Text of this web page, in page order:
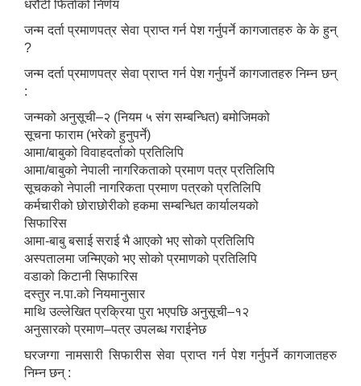
धरौटी फिर्ताको निर्णय
जन्म दर्ता प्रमाणपत्र सेवा प्राप्त गर्न पेश गर्नुपर्ने कागजातहरु के के हुन्
?
जन्म दर्ता प्रमाणपत्र सेवा प्राप्त गर्न पेश गर्नुपर्ने कागजातहरु निम्न छन्
:
जन्मको अनुसूची–२ (नियम ५ संग सम्बन्धित) बमोजिमको
सूचना फाराम (भरेको हुनुपर्ने)
आमा/बाबुको विवाहदर्ताको प्रतिलिपि
आमा/बाबुको नेपाली नागरिकताको प्रमाण पत्र प्रतिलिपि
सूचकको नेपाली नागरिकता प्रमाण पत्रको प्रतिलिपि
कर्मचारीको छोराछोरीको हकमा सम्बन्धित कार्यालयको
सिफारिस
आमा-बाबु बसाई सराई भै आएको भए सोको प्रतिलिपि
अस्पतालमा जन्मिएको भए सोको प्रमाणको प्रतिलिपि
वडाको किटानी सिफारिस
दस्तुर न.पा.को नियमानुसार
माथि उल्लेखित प्रक्रिया पुरा भएपछि अनुसूची–१२
अनुसारको प्रमाण–पत्र उपलब्ध गराईनेछ
घरजग्गा नामसारी सिफारीस सेवा प्राप्त गर्न पेश गर्नुपर्ने कागजातहरु
निम्न छन् :